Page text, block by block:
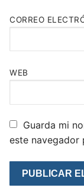
CORREO
WEB
Guarda mi
este navegador